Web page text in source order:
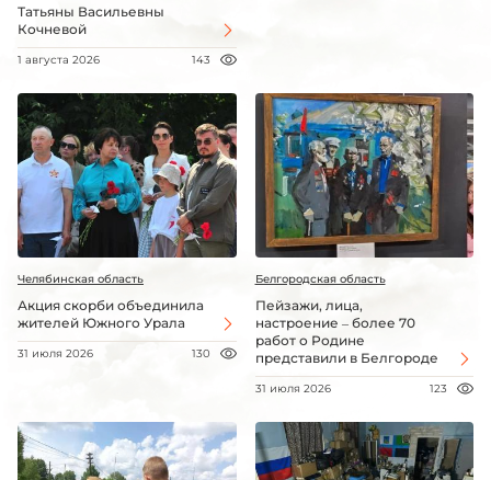
Татьяны Васильевны
Кочневой
1 августа 2026 143
Челябинская область
Акция скорби объединила
жителей Южного Урала
31 июля 2026 130
Белгородская область
Пейзажи, лица,
настроение – более 70
работ о Родине
представили в Белгороде
31 июля 2026 123